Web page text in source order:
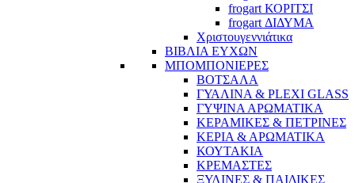
frogart ΚΟΡΙΤΣΙ
frogart ΔΙΔΥΜΑ
Χριστουγεννιάτικα
ΒΙΒΛΙΑ ΕΥΧΩΝ
ΜΠΟΜΠΟΝΙΕΡΕΣ
ΒΟΤΣΑΛΑ
ΓΥΑΛΙΝΑ & PLEXI GLASS
ΓΥΨΙΝΑ ΑΡΩΜΑΤΙΚΑ
ΚΕΡΑΜΙΚΕΣ & ΠΕΤΡΙΝΕΣ
ΚΕΡΙΑ & ΑΡΩΜΑΤΙΚΑ
ΚΟΥΤΑΚΙΑ
ΚΡΕΜΑΣΤΕΣ
ΞΥΛΙΝΕΣ & ΠΑΙΔΙΚΕΣ